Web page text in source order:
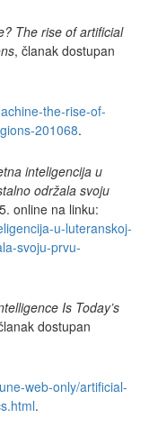
The rise of artificial
, članak dostupan
the-rise-of-
201068.
inteligencija u
održala svoju
online na linku:
u-luteranskoj-
svoju-prvu-
Is Today’s
dostupan
web-only/artificial-
.